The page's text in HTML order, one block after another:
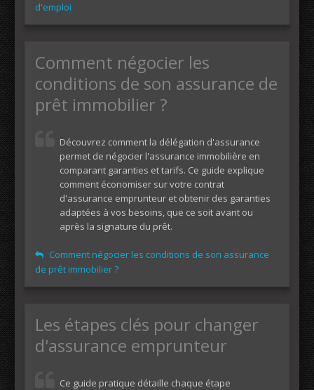
d'emploi
Comment négocier les
conditions de son assurance de
prêt immobilier ?
Découvrez comment la délégation d'assurance
permet de négocier l'assurance immobilière en
comparant garanties et tarifs. Ce guide explique
comment économiser sur votre contrat
d'assurance emprunteur et obtenir des garanties
adaptées à vos besoins, que ce soit avant ou
après la signature du prêt.
Comment négocier les conditions de son assurance
de prêt immobilier ?
Les étapes clés pour changer
d'assurance emprunteur
Ce guide pratique détaille chaque étape